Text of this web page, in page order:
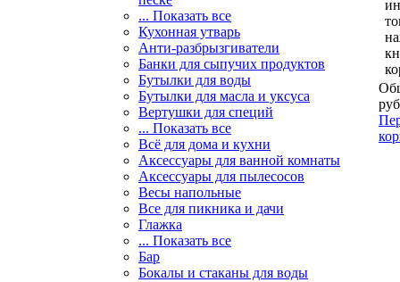
... Показать все
Кухонная утварь
Анти-разбрызгиватели
Банки для сыпучих продуктов
Бутылки для воды
Бутылки для масла и уксуса
Вертушки для специй
... Показать все
Всё для дома и кухни
Аксессуары для ванной комнаты
Аксессуары для пылесосов
Весы напольные
Все для пикника и дачи
Глажка
... Показать все
Бар
Бокалы и стаканы для воды